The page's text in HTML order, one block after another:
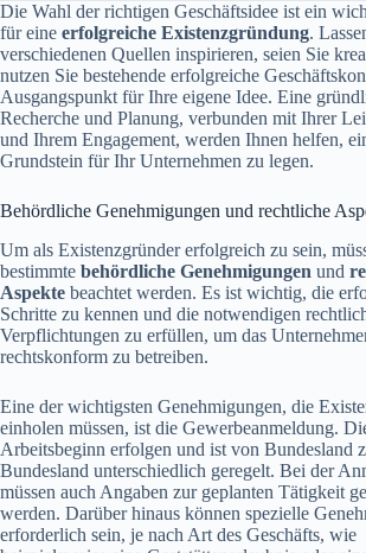
Die Wahl der richtigen Geschäftsidee ist ein
für eine erfolgreiche Existenzgründung.
verschiedenen Quellen inspirieren, seien Sie
nutzen Sie bestehende erfolgreiche
Ausgangspunkt für Ihre eigene Idee. Eine
Recherche und Planung, verbunden mit Ihrer
und Ihrem Engagement, werden Ihnen helfen,
Grundstein für Ihr Unternehmen zu legen.
Behördliche Genehmigungen und rechtliche
Um als Existenzgründer erfolgreich zu sein,
bestimmte behördliche Genehmigungen und
Aspekte beachtet werden. Es ist wichtig, die
Schritte zu kennen und die notwendigen
Verpflichtungen zu erfüllen, um das
rechtskonform zu betreiben.
Eine der wichtigsten Genehmigungen, die
einholen müssen, ist die Gewerbeanmeldung.
Arbeitsbeginn erfolgen und ist von Bundesland
Bundesland unterschiedlich geregelt. Bei der
müssen auch Angaben zur geplanten Tätigkeit
werden. Darüber hinaus können spezielle
erforderlich sein, je nach Art des Geschäfts, wie